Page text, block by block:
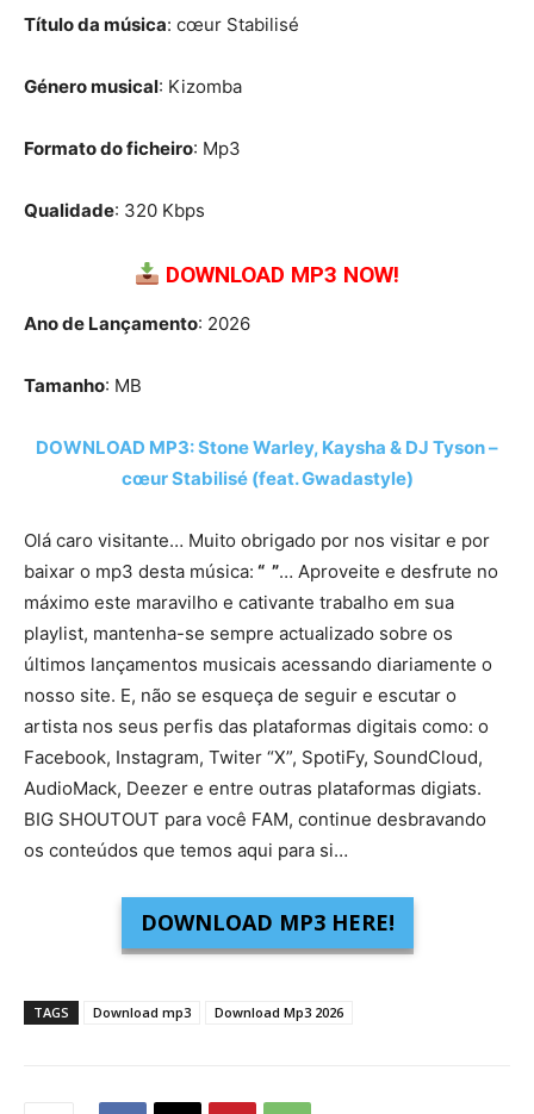
Título da música: cœur Stabilisé
Género musical: Kizomba
Formato do ficheiro: Mp3
Qualidade: 320 Kbps
DOWNLOAD MP3 NOW!
Ano de Lançamento: 2026
Tamanho: MB
DOWNLOAD MP3: Stone Warley, Kaysha & DJ Tyson –
cœur Stabilisé (feat. Gwadastyle)
Olá caro visitante… Muito obrigado por nos visitar e por
baixar o mp3 desta música: “ ”… Aproveite e desfrute no
máximo este maravilho e cativante trabalho em sua
playlist, mantenha-se sempre actualizado sobre os
últimos lançamentos musicais acessando diariamente o
nosso site. E, não se esqueça de seguir e escutar o
artista nos seus perfis das plataformas digitais como: o
Facebook, Instagram, Twiter “X”, SpotiFy, SoundCloud,
AudioMack, Deezer e entre outras plataformas digiats.
BIG SHOUTOUT para você FAM, continue desbravando
os conteúdos que temos aqui para si…
DOWNLOAD MP3 HERE!
TAGS Download mp3 Download Mp3 2026